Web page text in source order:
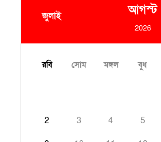
জুলাই আগস্ট
2026
রবি সোম মঙ্গল বুধ
2 3 4 5